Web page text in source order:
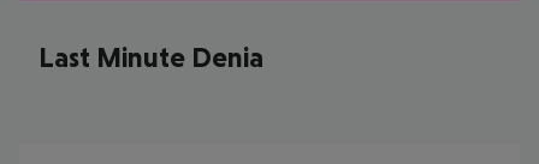
Last Minute Denia